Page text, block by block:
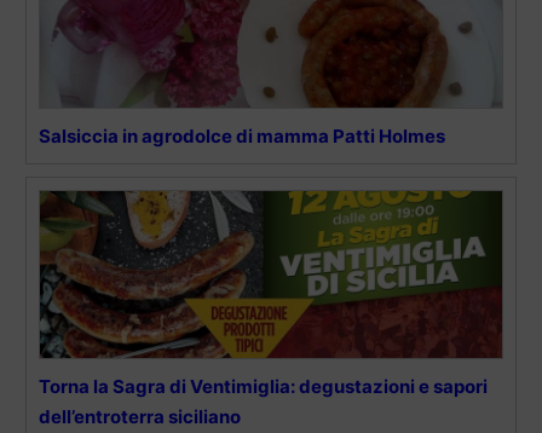
Salsiccia in agrodolce di mamma Patti Holmes
Torna la Sagra di Ventimiglia: degustazioni e sapori
dell’entroterra siciliano